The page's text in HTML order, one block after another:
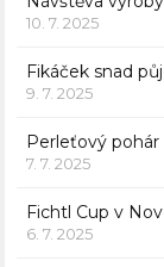
10. 7. 2025
Fikáček snad
9. 7. 2025
Perleťový
7. 7. 2025
Fichtl Cup v
6. 7. 2025